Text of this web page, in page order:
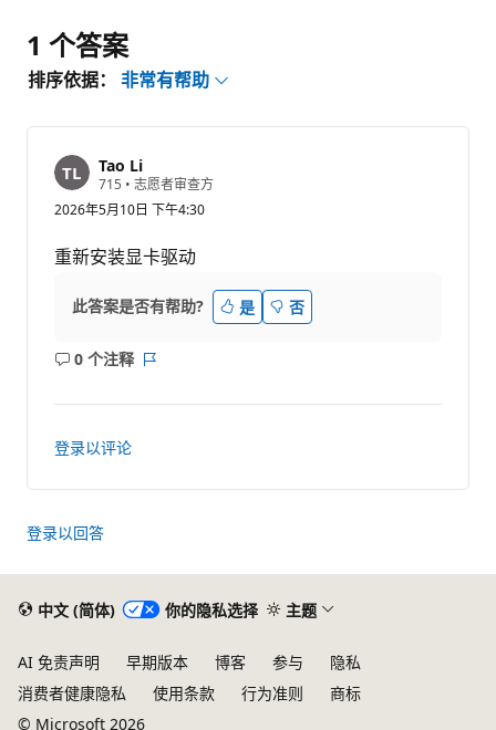
1 个答案
排序依据： 非常有帮助
Tao Li
715 信
分
• 志愿者审查方
2026年5月10日 下午4:30
重新安装显卡驱动
此答案是否有帮助? 是 否
0 个注释
无
登录以评论
登录以回答
中文 (简体) 你的隐私选择 主题
AI 免责声明 早期版本 博客 参与
隐私
消费者健康隐私
使用条款 行为准则
商标
© Microsoft 2026